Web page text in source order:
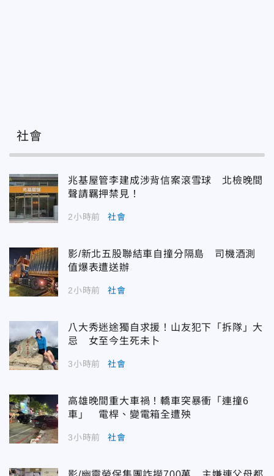
社會
兆基屋管李建成涉背信案滾雪球 北檢晚間
聲請羈押禁見！
2小時前 社會
影/新北五股聯結車自撞分隔島 司機酒測
值爆表遭送辦
2小時前 社會
八大秀迷途獨自求援！山友犯下「拆隊」大
忌 女至今生死未卜
3小時前 社會
高雄晚間重大車禍！轎車突暴衝「連撞6
車」 電桿、變電箱全遭殃
3小時前 社會